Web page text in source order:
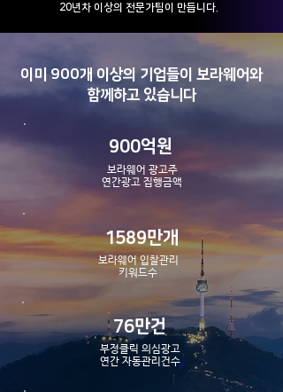
20년차 이상의 전문가팀이 만듭니다.
이미 900개 이상의 기업들이 보라웨어와
함께하고 있습니다
900억원
보라웨어 광고주
​연간광고 집행금액
1589만개
보라웨어 입찰관리
​키워드수
76만건
부정클릭 의심광고
​연간 자동관리건수